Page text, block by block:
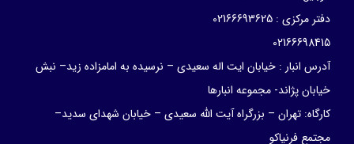
دفتر مرکزی : 02166693625
02166698415
آدرس انبار : خیابان ایت اله سعیدی – نرسیده به امامزاده زید– نبش
خیابان پژاند- مجموعه انبارها
کارگاه: تهران – بزرگراه آیت الله سعیدی – خیابان شهدای سدید–
مجتمع فرنیاکو